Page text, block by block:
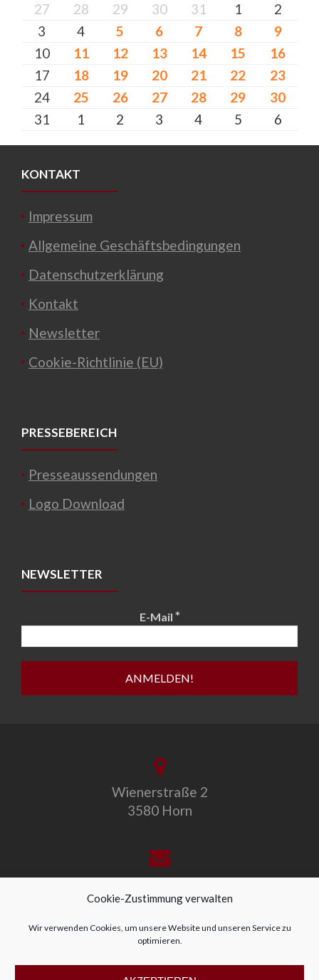
Cookie-Zustimmung verwalten
Wir verwenden Cookies, um unsere Website und unseren Service zu
optimieren.
27
28 29 30 31 1
2
3
4 5 6 7 8
9
10
11 12 13 14 15
16
17
18 19 20 21 22
23
24
25 26 27 28 29
30
31
1 2 3 4 5 6
KONTAKT
Impressum
Allgemeine Geschäftsbedingungen
Datenschutzerklärung
Kontakt
Newsletter
Cookie-Richtlinie (EU)
PRESSEBEREICH
Presseaussendungen
Logo Download
NEWSLETTER
E-Mail *
Wienerstraße 2
3580 Horn
office@allegro-vivo.at